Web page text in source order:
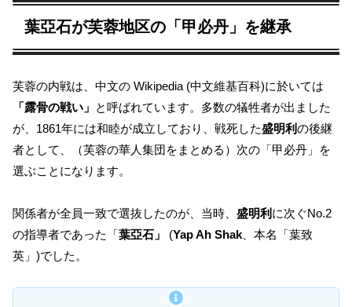
葉亞石が芙蓉地区の「甲必丹」を継承
芙蓉の内戦は、中文の Wikipedia (中文維基百科)に於いては
「露骨の戦い」 と呼ばれています。多数の犠牲者が出ました
が、1861年には和睦が成立しており、戦死した盛明利の後継
者として、（芙蓉の華人集団をまとめる）次の「甲必丹」を
選ぶことになります。
関係者が全員一致で選抜したのが、当時、 盛明利 に次ぐNo.2
の指導者であった「葉亞石」 (Yap Ah Shak 、本名「葉致
英」)でした。